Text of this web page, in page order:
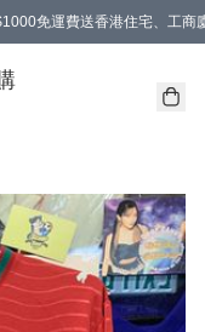
免運費送香港住宅、工商